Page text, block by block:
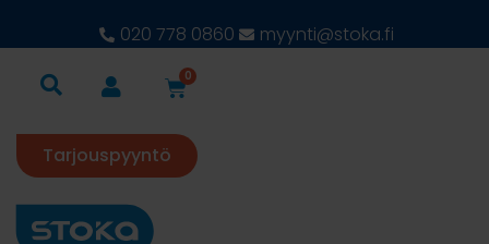
020 778 0860 myynti@stoka.fi
0
Tarjouspyyntö